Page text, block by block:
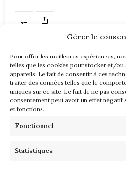
Gérer le
Pour offrir les meilleures expériences,
telles que les cookies pour stocker et/ou
appareils. Le fait de consentir à ces
traiter des données telles que le
uniques sur ce site. Le fait de ne pas
consentement peut avoir un effet négatif
et fonctions.
Fonctionnel
Statistiques